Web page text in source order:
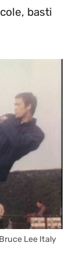
basti
Lee Italy